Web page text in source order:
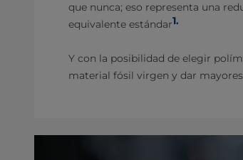
que nunca; eso representa una
equivalente estándar1.
Y con la posibilidad de elegir
material fósil virgen y dar